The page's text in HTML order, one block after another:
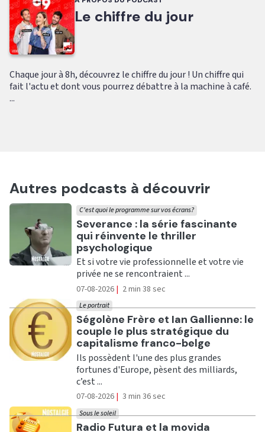
Le chiffre du jour
Chaque jour à 8h, découvrez le chiffre du jour ! Un chiffre qui
fait l'actu et dont vous pourrez débattre à la machine à café.
...
Autres podcasts à découvrir
Ecouter
Severance : la série fascinante
qui réinvente le thriller
psychologique
C'est quoi le programme sur vos écrans?
Et si votre vie professionnelle et votre vie
privée ne se rencontraient ...
07-08-2026 | 2 min 38 sec
Ecouter
Ségolène Frère et Ian Gallienne: le
couple le plus stratégique du
capitalisme franco-belge
Le portrait
Ils possèdent l'une des plus grandes
fortunes d'Europe, pèsent des milliards,
c’est ...
07-08-2026 | 3 min 36 sec
Ecouter
Radio Futura et la movida
Sous le soleil